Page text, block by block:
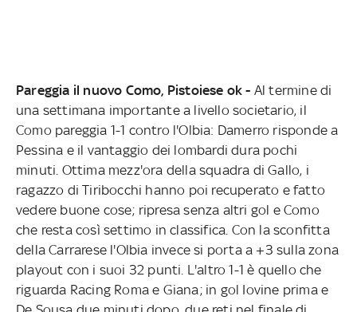
Pareggia il nuovo Como, Pistoiese ok - Al termine di
una settimana importante a livello societario, il
Como pareggia 1-1 contro l'Olbia: Damerro risponde a
Pessina e il vantaggio dei lombardi dura pochi
minuti. Ottima mezz'ora della squadra di Gallo, i
ragazzo di Tiribocchi hanno poi recuperato e fatto
vedere buone cose; ripresa senza altri gol e Como
che resta così settimo in classifica. Con la sconfitta
della Carrarese l'Olbia invece si porta a +3 sulla zona
playout con i suoi 32 punti. L'altro 1-1 è quello che
riguarda Racing Roma e Giana; in gol Iovine prima e